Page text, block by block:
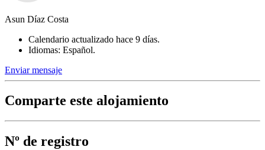
Asun Díaz Costa
Calendario actualizado hace 9 días.
Idiomas: Español.
Enviar mensaje
Comparte este alojamiento
Nº de registro